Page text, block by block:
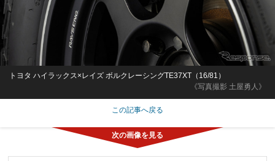
《写真撮影 土屋勇人》
トヨタ ハイラックス×レイズ ボルクレーシングTE37XT（16/81）
この記事へ戻る